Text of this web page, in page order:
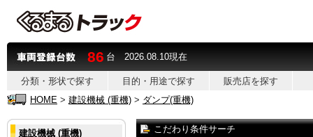
86 台 2026.08.10現在
分類・形状で探す 目的・用途で探す
販売店を探す
HOME > 建設機械 (重機) > ダンプ(重機)
建設機械 (重機) こだわり条件サーチ